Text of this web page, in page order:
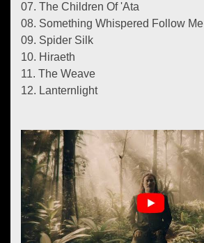
07. The Children Of 'Ata
08. Something Whispered Follow Me
09. Spider Silk
10. Hiraeth
11. The Weave
12. Lanternlight